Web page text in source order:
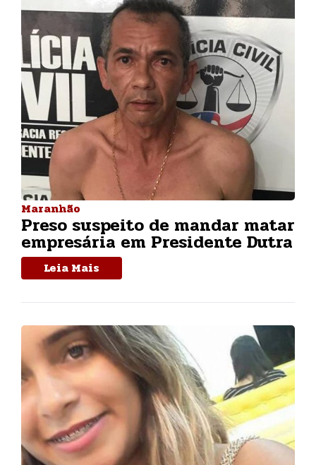
Maranhão
Preso suspeito de mandar matar
empresária em Presidente Dutra
Leia Mais